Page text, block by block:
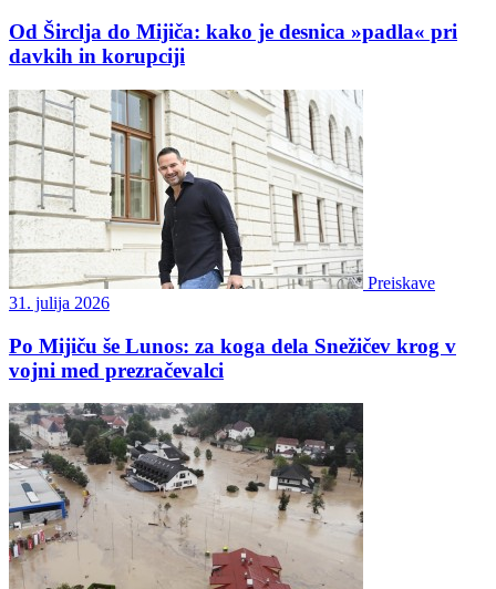
Od Širclja do Mijiča: kako je desnica »padla« pri
davkih in korupciji
Preiskave
31. julija 2026
Po Mijiču še Lunos: za koga dela Snežičev krog v
vojni med prezračevalci